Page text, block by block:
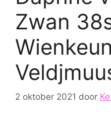
Zwan
2 oktober 2021 door